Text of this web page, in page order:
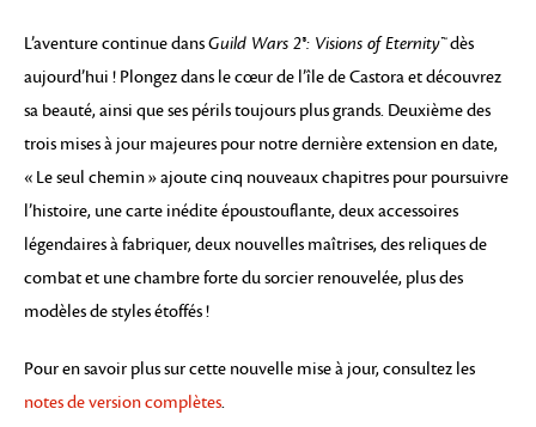
L’aventure continue dansGuild Wars 2®: Visions of Eternity™dès
aujourd’hui ! Plongez dans le cœur de l’île de Castora et découvrez
sa beauté, ainsi que ses périls toujours plus grands. Deuxième des
trois mises à jour majeures pour notre dernière extension en date,
« Le seul chemin » ajoute cinq nouveaux chapitres pour poursuivre
l’histoire, une carte inédite époustouflante, deux accessoires
légendaires à fabriquer, deux nouvelles maîtrises, des reliques de
combat et une chambre forte du sorcier renouvelée, plus des
modèles de styles étoffés !
Pour en savoir plus sur cette nouvelle mise à jour, consultez les
notes de version complètes.